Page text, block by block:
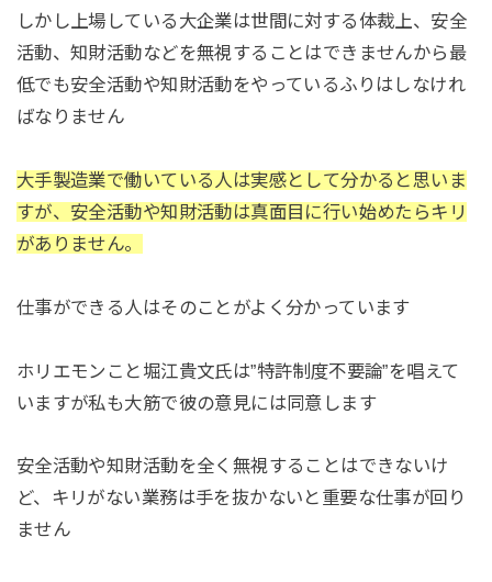
しかし上場している大企業は世間に対する体裁上、安全
活動、知財活動などを無視することはできませんから最
低でも安全活動や知財活動をやっているふりはしなけれ
ばなりません
大手製造業で働いている人は実感として分かると思いま
すが、安全活動や知財活動は真面目に行い始めたらキリ
がありません。
仕事ができる人はそのことがよく分かっています
ホリエモンこと堀江貴文氏は”特許制度不要論”を唱えて
いますが私も大筋で彼の意見には同意します
安全活動や知財活動を全く無視することはできないけ
ど、キリがない業務は手を抜かないと重要な仕事が回り
ません